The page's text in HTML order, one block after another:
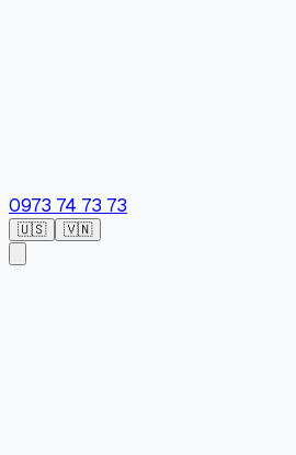
0973 74 73 73
🇺🇸 🇻🇳